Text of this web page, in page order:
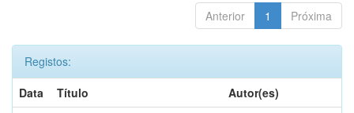
Anterior 1 Próxima
Registos:
Data
Título
Autor(es)